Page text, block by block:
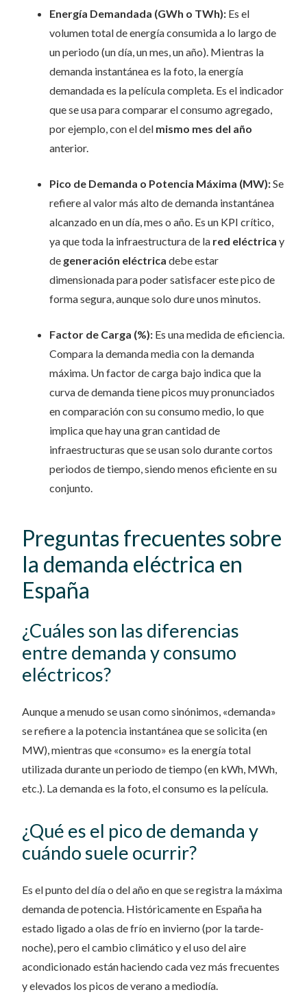
Energía Demandada (GWh o TWh): Es el
volumen total de energía consumida a lo largo de
un periodo (un día, un mes, un año). Mientras la
demanda instantánea es la foto, la energía
demandada es la película completa. Es el indicador
que se usa para comparar el consumo agregado,
por ejemplo, con el del mismo mes del año
anterior.
Pico de Demanda o Potencia Máxima (MW):Se
refiere al valor más alto de demanda instantánea
alcanzado en un día, mes o año. Es un KPI crítico,
ya que toda la infraestructura de la red eléctrica y
de generación eléctrica debe estar
dimensionada para poder satisfacer este pico de
forma segura, aunque solo dure unos minutos.
Factor de Carga (%): Es una medida de eficiencia.
Compara la demanda media con la demanda
máxima. Un factor de carga bajo indica que la
curva de demanda tiene picos muy pronunciados
en comparación con su consumo medio, lo que
implica que hay una gran cantidad de
infraestructuras que se usan solo durante cortos
periodos de tiempo, siendo menos eficiente en su
conjunto.
Preguntas frecuentes sobre
la demanda eléctrica en
España
¿Cuáles son las diferencias
entre demanda y consumo
eléctricos?
Aunque a menudo se usan como sinónimos, «demanda»
se refiere a la potencia instantánea que se solicita (en
MW), mientras que «consumo» es la energía total
utilizada durante un periodo de tiempo (en kWh, MWh,
etc.). La demanda es la foto, el consumo es la película.
¿Qué es el pico de demanda y
cuándo suele ocurrir?
Es el punto del día o del año en que se registra la máxima
demanda de potencia. Históricamente en España ha
estado ligado a olas de frío en invierno (por la tarde-
noche), pero el cambio climático y el uso del aire
acondicionado están haciendo cada vez más frecuentes
y elevados los picos de verano a mediodía.